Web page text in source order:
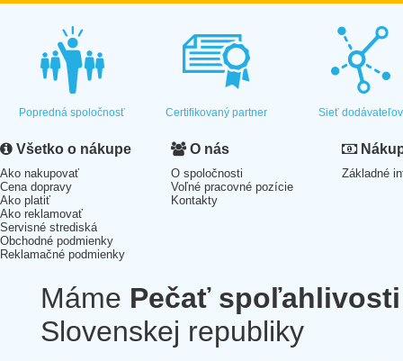
Popredná spoločnosť Certifikovaný partner Sieť dodávateľov
Všetko o nákupe
Ako nakupovať
Cena dopravy
Ako platiť
Ako reklamovať
Servisné strediská
Obchodné podmienky
Reklamačné podmienky
O nás
O spoločnosti
Voľné pracovné pozície
Kontakty
Základné
Máme Pečať spoľahlivosti
Slovenskej republiky